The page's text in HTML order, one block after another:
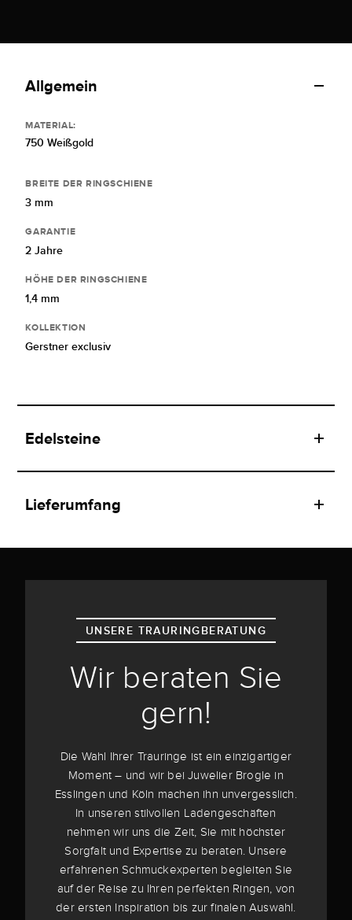
Allgemein
MATERIAL:
750 Weißgold
BREITE DER RINGSCHIENE
3 mm
GARANTIE
2 Jahre
HÖHE DER RINGSCHIENE
1,4 mm
KOLLEKTION
Gerstner exclusiv
Edelsteine
Lieferumfang
UNSERE TRAURINGBERATUNG
Wir beraten Sie
gern!
Die Wahl Ihrer Trauringe ist ein einzigartiger
Moment – und wir bei Juwelier Brogle in
Esslingen und Köln machen ihn unvergesslich.
In unseren stilvollen Ladengeschäften
nehmen wir uns die Zeit, Sie mit höchster
Sorgfalt und Expertise zu beraten. Unsere
erfahrenen Schmuckexperten begleiten Sie
auf der Reise zu Ihren perfekten Ringen, von
der ersten Inspiration bis zur finalen Auswahl.